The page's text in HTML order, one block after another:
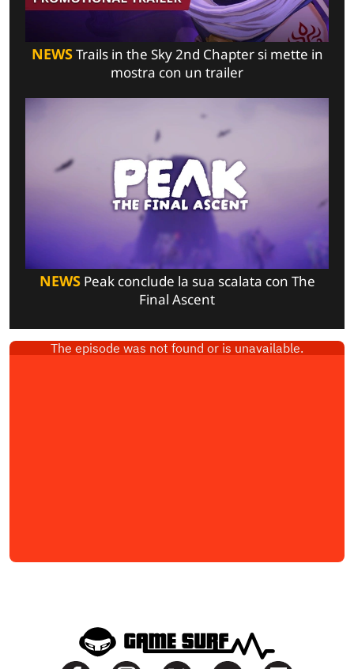
NEWSTrails in the Sky 2nd Chapter si mette in
mostra con un trailer
NEWSPeak conclude la sua scalata con The
Final Ascent